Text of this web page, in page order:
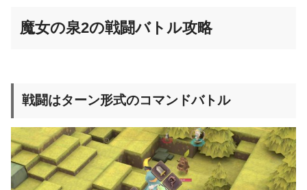
魔女の泉2の戦闘バトル攻略
戦闘はターン形式のコマンドバトル